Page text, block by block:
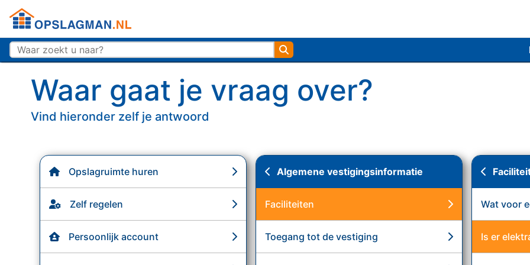
Opslagman logo
Zoek
Top
Waar gaat je vraag over?
Vind hieronder zelf je antwoord
Opslagruimte huren
Zelf regelen
Persoonlijk account
Algemene vestigingsinformatie
Faciliteiten
Toegang tot de vestiging
Wat voor
Is er